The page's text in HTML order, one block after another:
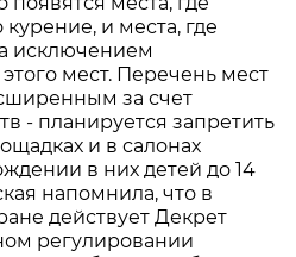
и места, где
исключением
мест. Перечень мест
за счет
- планируется запретить
и в салонах
в них детей до 14
напомнила, что в
действует Декрет
регулировании